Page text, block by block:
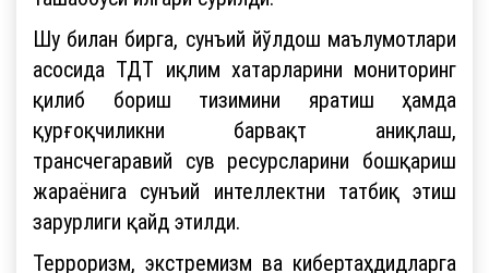
Шу билан бирга, сунъий йўлдош маълумотлари
асосида ТДТ иқлим хатарларини мониторинг
қилиб бориш тизимини яратиш ҳамда
қурғоқчиликни барвақт аниқлаш,
трансчегаравий сув ресурсларини бошқариш
жараёнига сунъий интеллектни татбиқ этиш
зарурлиги қайд этилди.
Терроризм, экстремизм ва кибертаҳдидларга